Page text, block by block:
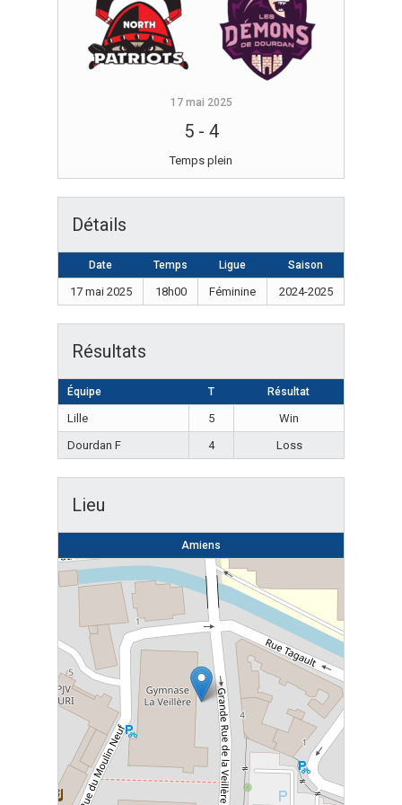
17 mai 2025
5- 4
Temps plein
Détails
Date Temps Ligue Saison
17 mai 2025 18h00 Féminine 2024-2025
Résultats
Équipe T Résultat
Lille 5
Win
Dourdan F
4 Loss
Lieu
Amiens